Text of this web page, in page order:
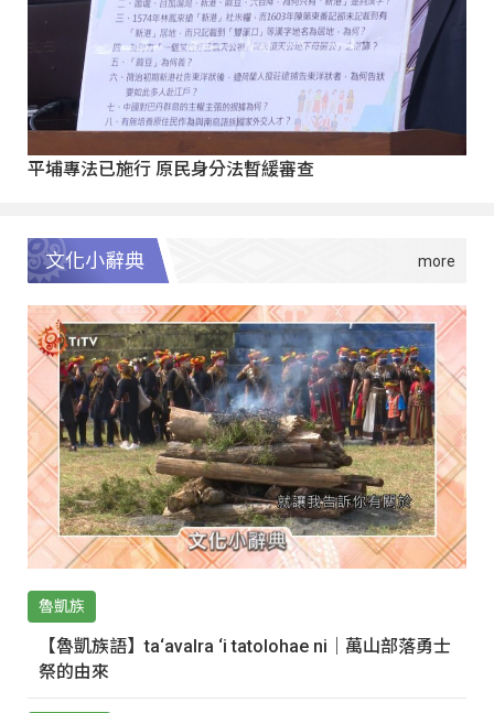
平埔專法已施行 原民身分法暫緩審查
文化小辭典
魯凱族
【魯凱族語】ta‘avalra ‘i tatolohae ni｜萬山部落勇士
祭的由來